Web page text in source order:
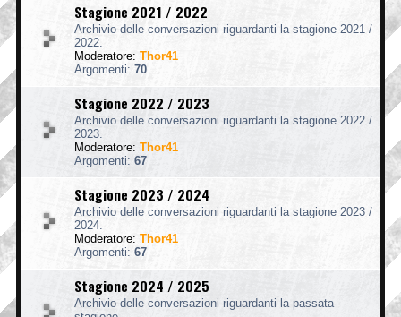
Stagione 2021 / 2022
Archivio delle conversazioni riguardanti la stagione 2021 /
2022.
Moderatore: Thor41
Argomenti: 70
Stagione 2022 / 2023
Archivio delle conversazioni riguardanti la stagione 2022 /
2023.
Moderatore: Thor41
Argomenti: 67
Stagione 2023 / 2024
Archivio delle conversazioni riguardanti la stagione 2023 /
2024.
Moderatore: Thor41
Argomenti: 67
Stagione 2024 / 2025
Archivio delle conversazioni riguardanti la passata